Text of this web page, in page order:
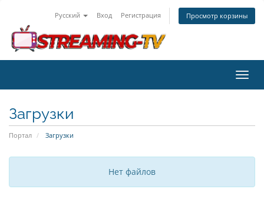
Русский Вход Регистрация Просмотр корзины
Загрузки
Портал Загрузки
Нет файлов